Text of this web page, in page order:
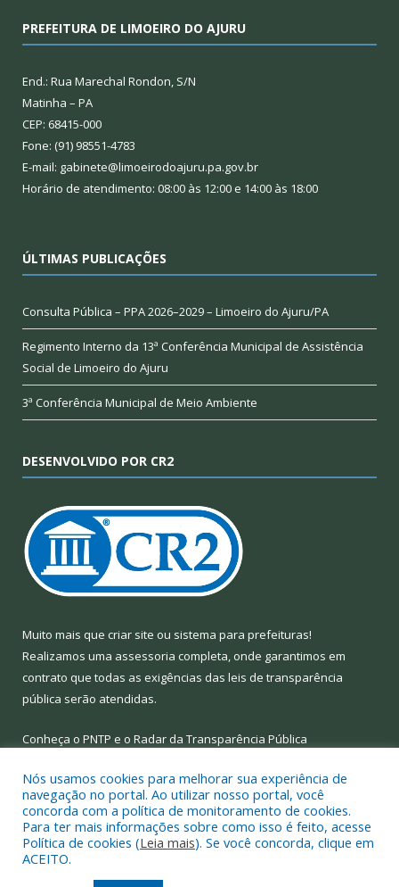
PREFEITURA DE LIMOEIRO DO AJURU
End.: Rua Marechal Rondon, S/N
Matinha – PA
CEP: 68415-000
Fone: (91) 98551-4783
E-mail: gabinete@limoeirodoajuru.pa.gov.br
Horário de atendimento: 08:00 às 12:00 e 14:00 às 18:00
ÚLTIMAS PUBLICAÇÕES
Consulta Pública – PPA 2026–2029 – Limoeiro do Ajuru/PA
Regimento Interno da 13ª Conferência Municipal de Assistência
Social de Limoeiro do Ajuru
3ª Conferência Municipal de Meio Ambiente
DESENVOLVIDO POR CR2
Muito mais que criar site ou sistema para prefeituras!
Realizamos uma assessoria completa, onde garantimos em
contrato que todas as exigências das leis de transparência
pública serão atendidas.
Conheça o PNTP e o Radar da Transparência Pública
Todos os direitos reservados a Prefeitura Municipal de Limoeiro
do Ajuru.
Nós usamos cookies para melhorar sua experiência de
navegação no portal. Ao utilizar nosso portal, você
concorda com a política de monitoramento de cookies.
Para ter mais informações sobre como isso é feito, acesse
Política de cookies (Leia mais). Se você concorda, clique em
ACEITO.